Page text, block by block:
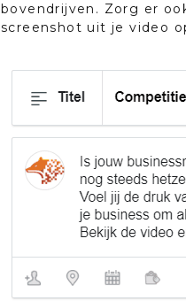
bovendrijven. Zorg er
screenshot uit je video